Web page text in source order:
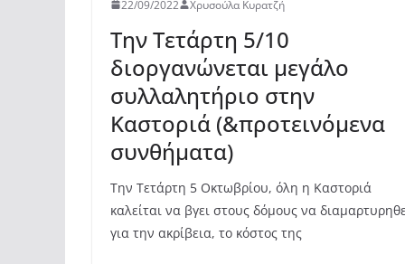
22/09/2022 Χρυσούλα Κυρατζή
Την Τετάρτη 5/10
διοργανώνεται μεγάλο
συλλαλητήριο στην
Καστοριά (&προτεινόμενα
συνθήματα)
Την Τετάρτη 5 Οκτωβρίου, όλη η Καστοριά
καλείται να βγει στους δόμους να
για την ακρίβεια, το κόστος της